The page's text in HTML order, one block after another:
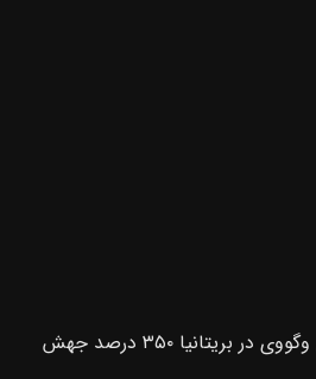
تقاضا برای قرص لاغری وگووی در بریتانیا ۳۵۰ درصد جهش